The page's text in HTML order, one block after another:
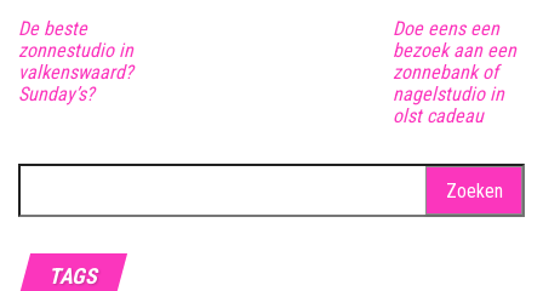
De beste
zonnestudio in
valkenswaard?
Sunday’s?
Doe eens een
bezoek aan een
zonnebank of
nagelstudio in
olst cadeau
naar:
TAGS